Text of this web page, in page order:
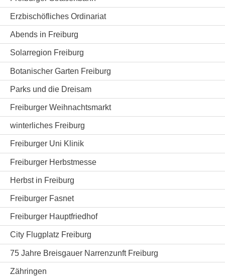
Erzbischöfliches Ordinariat
Abends in Freiburg
Solarregion Freiburg
Botanischer Garten Freiburg
Parks und die Dreisam
Freiburger Weihnachtsmarkt
winterliches Freiburg
Freiburger Uni Klinik
Freiburger Herbstmesse
Herbst in Freiburg
Freiburger Fasnet
Freiburger Hauptfriedhof
City Flugplatz Freiburg
75 Jahre Breisgauer Narrenzunft Freiburg
Zähringen